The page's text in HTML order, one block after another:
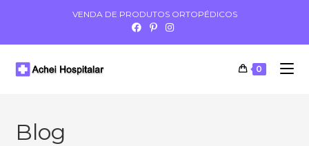
VENDA DE PRODUTOS ORTOPÉDICOS
0
Blog